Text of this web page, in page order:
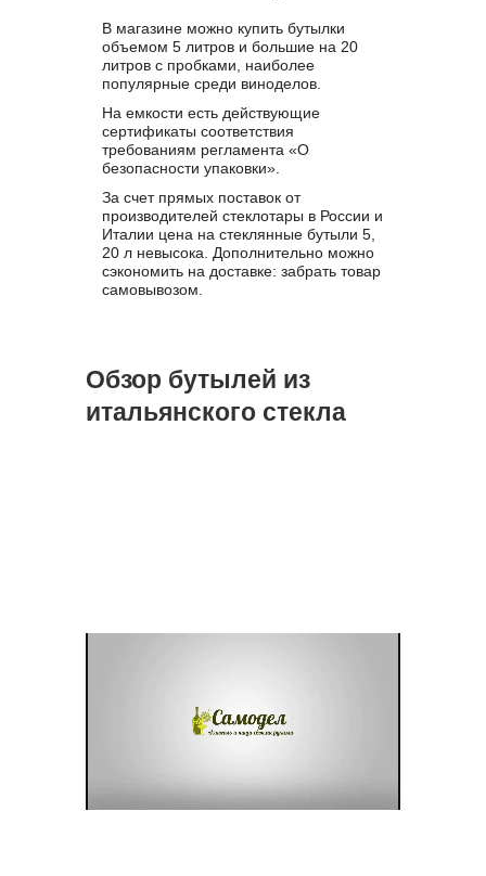
В магазине можно купить бутылки
объемом 5 литров и большие на 20
литров с пробками, наиболее
популярные среди виноделов.
На емкости есть действующие
сертификаты соответствия
требованиям регламента «О
безопасности упаковки».
За счет прямых поставок от
производителей стеклотары в России и
Италии цена на стеклянные бутыли 5,
20 л невысока. Дополнительно можно
сэкономить на доставке: забрать товар
самовывозом.
Обзор бутылей из
итальянского стекла